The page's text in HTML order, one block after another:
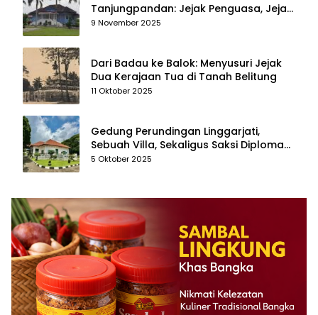
Tanjungpandan: Jejak Penguasa, Jejak
Kenangan
9 November 2025
Dari Badau ke Balok: Menyusuri Jejak
Dua Kerajaan Tua di Tanah Belitung
11 Oktober 2025
Gedung Perundingan Linggarjati,
Sebuah Villa, Sekaligus Saksi Diplomasi
yang Mengubah Arah Bangsa
5 Oktober 2025